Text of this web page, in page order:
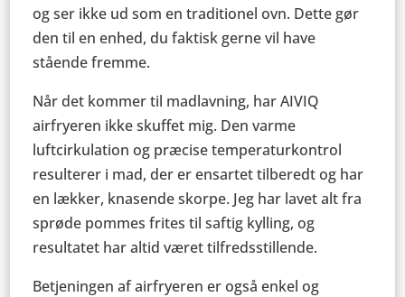
og ser ikke ud som en traditionel ovn. Dette gør
den til en enhed, du faktisk gerne vil have
stående fremme.
Når det kommer til madlavning, har AIVIQ
airfryeren ikke skuffet mig. Den varme
luftcirkulation og præcise temperaturkontrol
resulterer i mad, der er ensartet tilberedt og har
en lækker, knasende skorpe. Jeg har lavet alt fra
sprøde pommes frites til saftig kylling, og
resultatet har altid været tilfredsstillende.
Betjeningen af airfryeren er også enkel og